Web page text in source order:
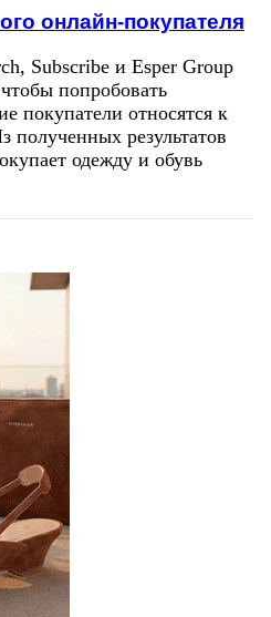
онлайн-покупателя
Subscribe и Esper Group
попробовать
покупатели относятся к
полученных результатов
одежду и обувь